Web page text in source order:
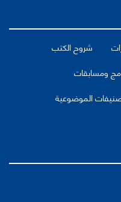
شروح الكتب
ومسابقات
الموضوعية